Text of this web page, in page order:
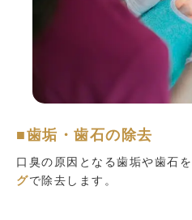
■歯垢・歯石の除去
口臭の原因となる歯垢や歯石を
グで除去します。